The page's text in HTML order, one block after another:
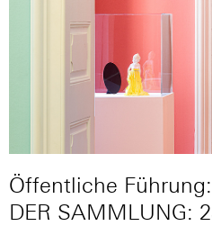
Öffentliche
DER SAMMLUNG: